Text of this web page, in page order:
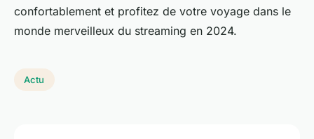
confortablement et profitez de votre voyage dans le
monde merveilleux du streaming en 2024.
Actu